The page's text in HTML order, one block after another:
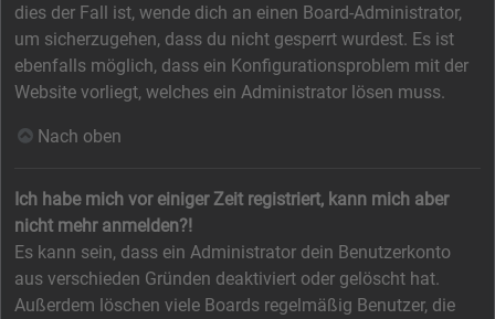
dies der Fall ist, wende dich an einen Board-Administrator,
um sicherzugehen, dass du nicht gesperrt wurdest. Es ist
ebenfalls möglich, dass ein Konfigurationsproblem mit der
Website vorliegt, welches ein Administrator lösen muss.
Nach oben
Ich habe mich vor einiger Zeit registriert, kann mich aber
nicht mehr anmelden?!
Es kann sein, dass ein Administrator dein Benutzerkonto
aus verschieden Gründen deaktiviert oder gelöscht hat.
Außerdem löschen viele Boards regelmäßig Benutzer, die